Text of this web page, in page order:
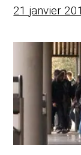
21 janvier